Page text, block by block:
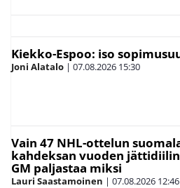
Kiekko-Espoo: iso
Joni Alatalo | 07.08.2026 15:30
Vain 47 NHL-ottelun
kahdeksan vuoden
GM paljastaa miksi
Lauri Saastamoinen | 07.08.2026 12:46